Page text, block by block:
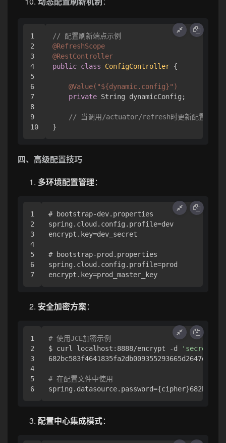
1
2
3
4
5
6
7
8
9
// 配置刷新端点示例
@RefreshScope
@RestController
public class ConfigController {
@Value("${dynamic.config}")
private String dynamicConfig;
// 当调用/actuator/refresh时更新配置
四、高级配置技巧
多环境配置管理：
1
2
3
4
5
6
# bootstrap-dev.properties
spring.cloud.config.profile=dev
encrypt.key=dev_secret
# bootstrap-prod.properties
spring.cloud.config.profile=prod
安全加密方案：
1
2
3
4
5
# 使用JCE加密示例
$ curl localhost:8888/encrypt -d
'secret'
# 在配置文件中使用
配置中心集成模式：